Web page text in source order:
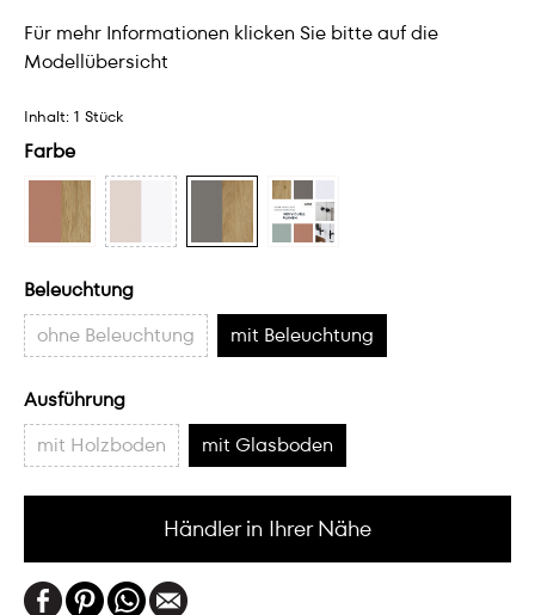
Für mehr Informationen klicken Sie bitte auf die
Modellübersicht
Inhalt: 1 Stück
Farbe
Beleuchtung
ohne Beleuchtung
mit Beleuchtung
Ausführung
mit Holzboden
mit Glasboden
Händler in Ihrer Nähe